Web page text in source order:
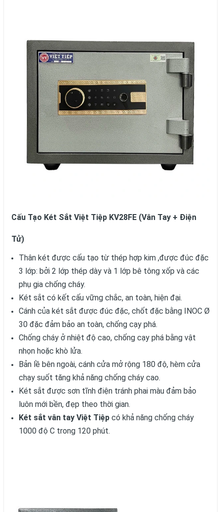
Cấu Tạo Két Sắt Việt Tiệp KV28FE (Vân Tay + Điện
Tử)
Thân két được cấu tạo từ thép hợp kim ,được đúc đặc
3 lớp: bởi 2 lớp thép dày và 1 lớp bê tông xốp và các
phụ gia chống cháy.
Két sắt có kết cấu vững chắc, an toàn, hiện đại.
Cánh của két sắt được đúc đặc, chốt đặc bằng INOC Ø
30 đặc đảm bảo an toàn, chống cạy phá.
Chống cháy ở nhiệt độ cao, chống cạy phá bằng vật
nhọn hoặc khò lửa.
Bản lề bên ngoài, cánh cửa mở rộng 180 độ, hèm cửa
chạy suốt tăng khả năng chống cháy cao.
Két sắt được sơn tĩnh điện tránh phai màu đảm bảo
luôn mới bền, đẹp theo thời gian.
Két sắt vân tay Việt Tiệp có khả năng chống cháy
1000 độ C trong 120 phút.